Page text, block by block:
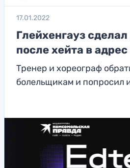
17.01.2022
Глейхенгауз
после хейта в
Тренер и хореограф
болельщикам и попросил